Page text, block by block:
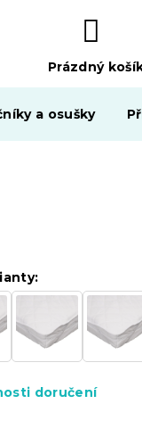
NÁKUPNÍ
KOŠÍK
Prázdný
a osušky
doručení